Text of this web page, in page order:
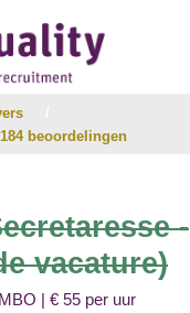
184 beoordelingen
-
vacature)
| € 55 per uur